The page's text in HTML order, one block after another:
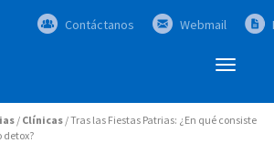
Contáctanos Webmail
Abrir
/ Clínicas /Tras las Fiestas Patrias: ¿En qué consiste